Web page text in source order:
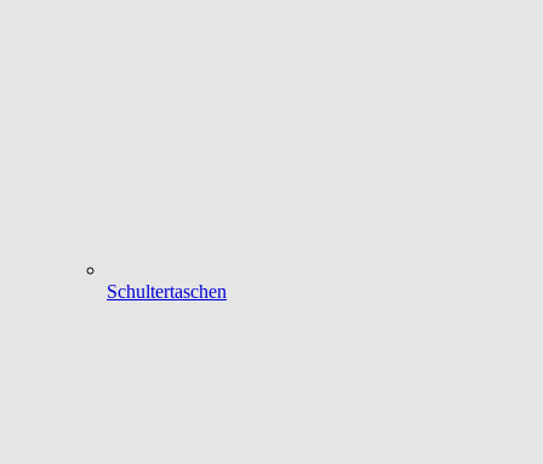
Schultertaschen